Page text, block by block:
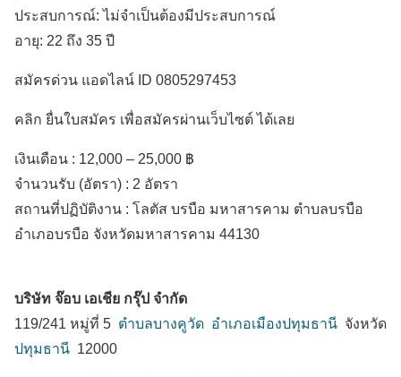
ประสบการณ์: ไม่จำเป็นต้องมีประสบการณ์
อายุ: 22 ถึง 35 ปี
สมัครด่วน แอดไลน์ ID 0805297453
คลิก ยื่นใบสมัคร เพื่อสมัครผ่านเว็บไซต์ ได้เลย
เงินเดือน : 12,000 – 25,000 ฿
จำนวนรับ (อัตรา) : 2 อัตรา
สถานที่ปฏิบัติงาน : โลตัส บรบือ มหาสารคาม ตำบลบรบือ
อำเภอบรบือ จังหวัดมหาสารคาม 44130
บริษัท จ๊อบ เอเชีย กรุ๊ป จำกัด
119/241 หมู่ที่ 5 ตำบลบางคูวัด อำเภอเมืองปทุมธานี จังหวัด
ปทุมธานี 12000